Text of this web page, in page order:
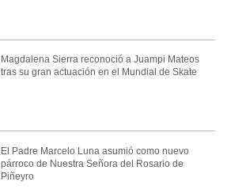
Magdalena Sierra reconoció a Juampi Mateos
tras su gran actuación en el Mundial de Skate
El Padre Marcelo Luna asumió como nuevo
párroco de Nuestra Señora del Rosario de
Piñeyro